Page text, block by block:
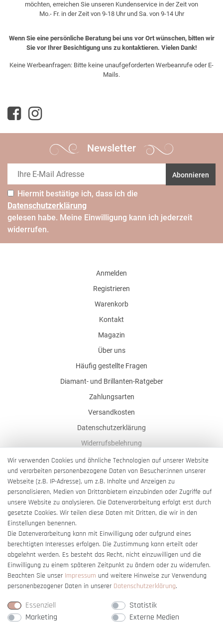
möchten, erreichen Sie unseren Kundenservice in der Zeit von
Mo.- Fr. in der Zeit von 9-18 Uhr und Sa. von 9-14 Uhr
Wenn Sie eine persönliche Beratung bei uns vor Ort wünschen, bitten wir
Sie vor Ihrer Besichtigung uns zu kontaktieren. Vielen Dank!
Keine Werbeanfragen: Bitte keine unaufgeforderten Werbeanrufe oder E-
Mails.
Newsletter
Abonnieren
Hiermit bestätige ich, dass ich die
Daten­schutz­erklärung
gelesen habe. Meine Einwilligung kann ich jederzeit
widerrufen.
Anmelden
Registrieren
Warenkorb
Kontakt
Magazin
Über uns
Häufig gestellte Fragen
Diamant- und Brillanten-Ratgeber
Zahlungsarten
Versandkosten
Datenschutzerklärung
Widerrufsbelehrung
AGB
Impressum
Barrierefreiheitserklärung
Vertrag widerrufen
Wir verwenden Cookies und ähnliche Technologien auf unserer Website
und verarbeiten personenbezogene Daten von Besucher:innen unserer
Webseite (z.B. IP-Adresse), um z.B. Inhalte und Anzeigen zu
personalisieren, Medien von Drittanbietern einzubinden oder Zugriffe auf
unsere Website zu analysieren. Die Datenverarbeitung erfolgt erst durch
gesetzte Cookies. Wir teilen diese Daten mit Dritten, die wir in den
Einstellungen benennen.
Die Datenverarbeitung kann mit Einwilligung oder aufgrund eines
berechtigten Interesses erfolgen. Die Zustimmung kann erteilt oder
abgelehnt werden. Es besteht das Recht, nicht einzuwilligen und die
Einwilligung zu einem späteren Zeitpunkt zu ändern oder zu widerrufen.
Beachten Sie unser Impressum und weitere Hinweise zur Verwendung
personenbezogener Daten in unserer Daten­schutz­erklärung.
Essenziell
Statistik
Marketing
Externe Medien